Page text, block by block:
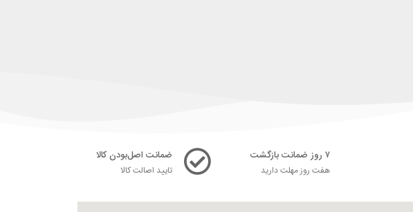
۷ روز ضمانت بازگشت
هفت روز مهلت دارید
ضمانت اصل‌بودن کالا
تایید اصالت کالا